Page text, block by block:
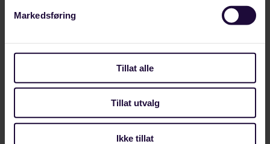
Markedsføring
Tillat alle
Tillat utvalg
Ikke tillat